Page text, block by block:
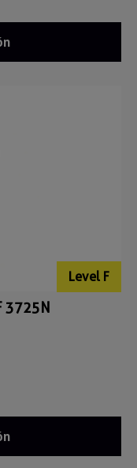
Level F
3725N